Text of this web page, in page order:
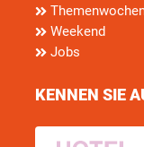
Weekend
Jobs
KENNEN SIE